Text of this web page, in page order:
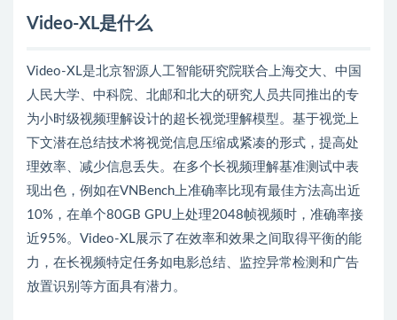
Video-XL是什么
Video-XL是北京智源人工智能研究院联合上海交大、中国
人民大学、中科院、北邮和北大的研究人员共同推出的专
为小时级视频理解设计的超长视觉理解模型。基于视觉上
下文潜在总结技术将视觉信息压缩成紧凑的形式，提高处
理效率、减少信息丢失。在多个长视频理解基准测试中表
现出色，例如在VNBench上准确率比现有最佳方法高出近
10%，在单个80GB GPU上处理2048帧视频时，准确率接
近95%。Video-XL展示了在效率和效果之间取得平衡的能
力，在长视频特定任务如电影总结、监控异常检测和广告
放置识别等方面具有潜力。